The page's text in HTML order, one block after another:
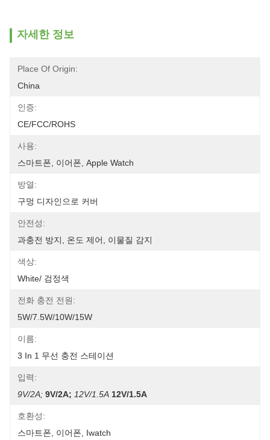
자세한 정보
Place Of Origin:
China
인증:
CE/FCC/ROHS
사용:
스마트폰, 이어폰, Apple Watch
방열:
구멍 디자인으로 커버
안전성:
과충전 방지, 온도 제어, 이물질 감지
색상:
White/ 검정색
전화 충전 전원:
5W/7.5W/10W/15W
이름:
3 In 1 무선 충전 스테이션
입력:
9V/2A; 9V/2A; 12V/1.5A 12V/1.5A
호환성:
스마트폰, 이어폰, Iwatch